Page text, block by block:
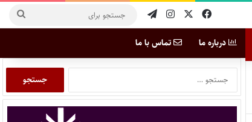
درباره ما تماس با ما